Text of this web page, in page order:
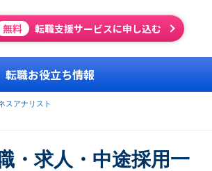
無料 転職支援サービスに申し込む
転職お役立ち情報
スアナリスト
・求人・中途採用一